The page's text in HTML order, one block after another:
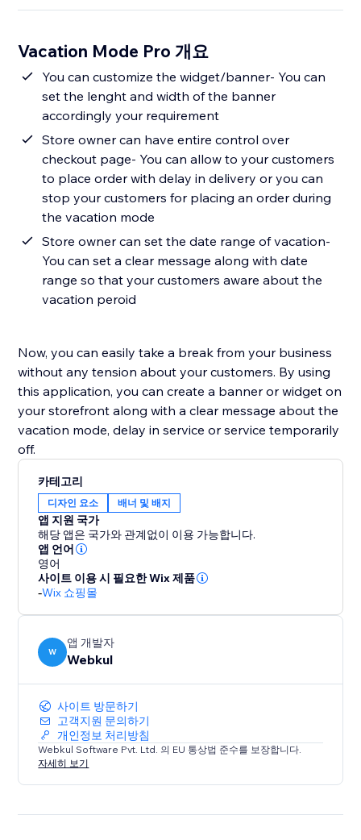
Vacation Mode Pro 개요
You can customize the widget/banner- You can
set the lenght and width of the banner
accordingly your requirement
Store owner can have entire control over
checkout page- You can allow to your customers
to place order with delay in delivery or you can
stop your customers for placing an order during
the vacation mode
Store owner can set the date range of vacation-
You can set a clear message along with date
range so that your customers aware about the
vacation peroid
Now, you can easily take a break from your business
without any tension about your customers. By using
this application, you can create a banner or widget on
your storefront along with a clear message about the
vacation mode, delay in service or service temporarily
off.
카테고리
디자인 요소 배너 및 배지
앱 지원 국가
해당 앱은 국가와 관계없이 이용 가능합니다.
앱 언어
영어
사이트 이용 시 필요한 Wix 제품
-Wix 쇼핑몰
W
앱 개발자
Webkul
사이트 방문하기
고객지원 문의하기
개인정보 처리방침
Webkul Software Pvt. Ltd. 의 EU 통상법 준수를 보장합니다.
자세히 보기